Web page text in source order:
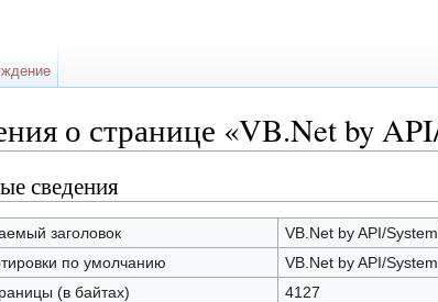
о странице «VB.Net by
сведения
заголовок
VB.Net by API/
по умолчанию
VB.Net by API/
(в байтах)
4127